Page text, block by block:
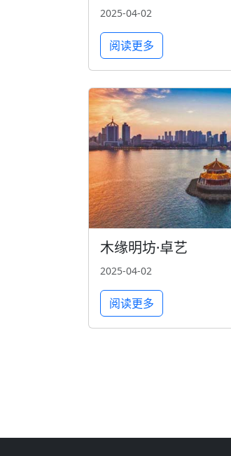
2025-04-02
阅读更多
木缘明坊·卓艺
2025-04-02
阅读更多